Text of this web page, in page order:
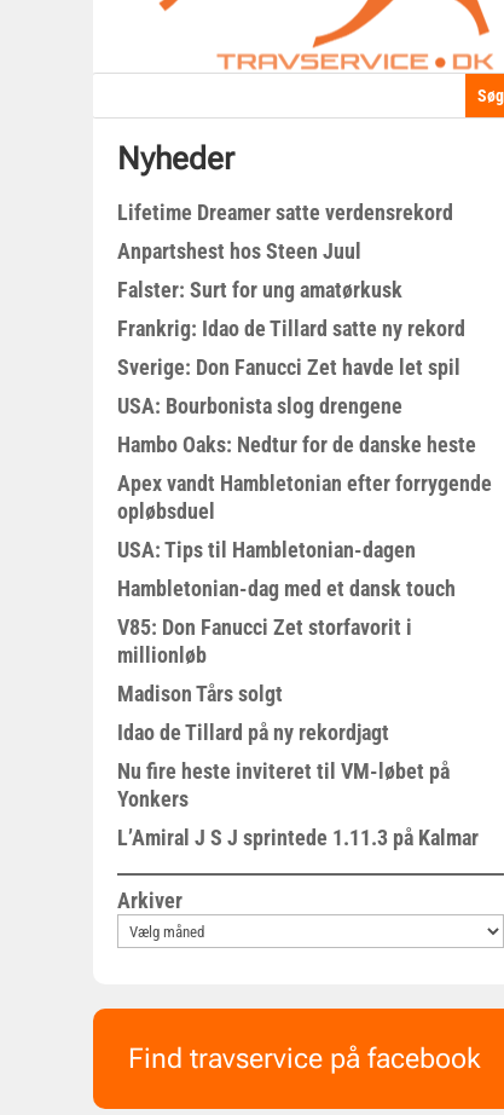
Nyheder
Lifetime Dreamer satte verdensrekord
Anpartshest hos Steen Juul
Falster: Surt for ung amatørkusk
Frankrig: Idao de Tillard satte ny rekord
Sverige: Don Fanucci Zet havde let spil
USA: Bourbonista slog drengene
Hambo Oaks: Nedtur for de danske heste
Apex vandt Hambletonian efter forrygende
opløbsduel
USA: Tips til Hambletonian-dagen
Hambletonian-dag med et dansk touch
V85: Don Fanucci Zet storfavorit i
millionløb
Madison Tårs solgt
Idao de Tillard på ny rekordjagt
Nu fire heste inviteret til VM-løbet på
Yonkers
L’Amiral J S J sprintede 1.11.3 på Kalmar
Arkiver
Find travservice på facebook